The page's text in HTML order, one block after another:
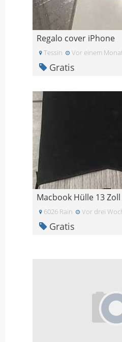
Regalo cover iPhone
Tessin Vor einem
Gratis
Macbook Hülle 13 Zoll
6026 Rain Vor drei
Gratis